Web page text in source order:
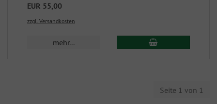
EUR 55,00
zzgl. Versandkosten
mehr...
Seite 1 von 1